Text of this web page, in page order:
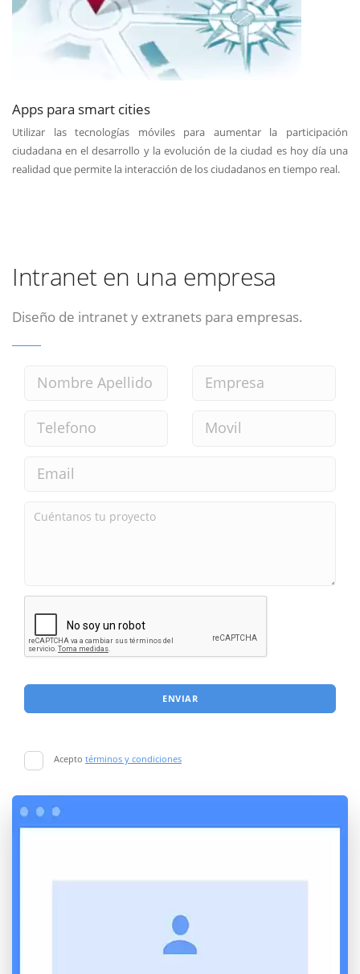
Apps para smart cities
Utilizar las tecnologías móviles para aumentar la participación
ciudadana en el desarrollo y la evolución de la ciudad es hoy día una
realidad que permite la interacción de los ciudadanos en tiempo real.
Intranet en una empresa
Diseño de intranet y extranets para empresas.
ENVIAR
Acepto términos y condiciones